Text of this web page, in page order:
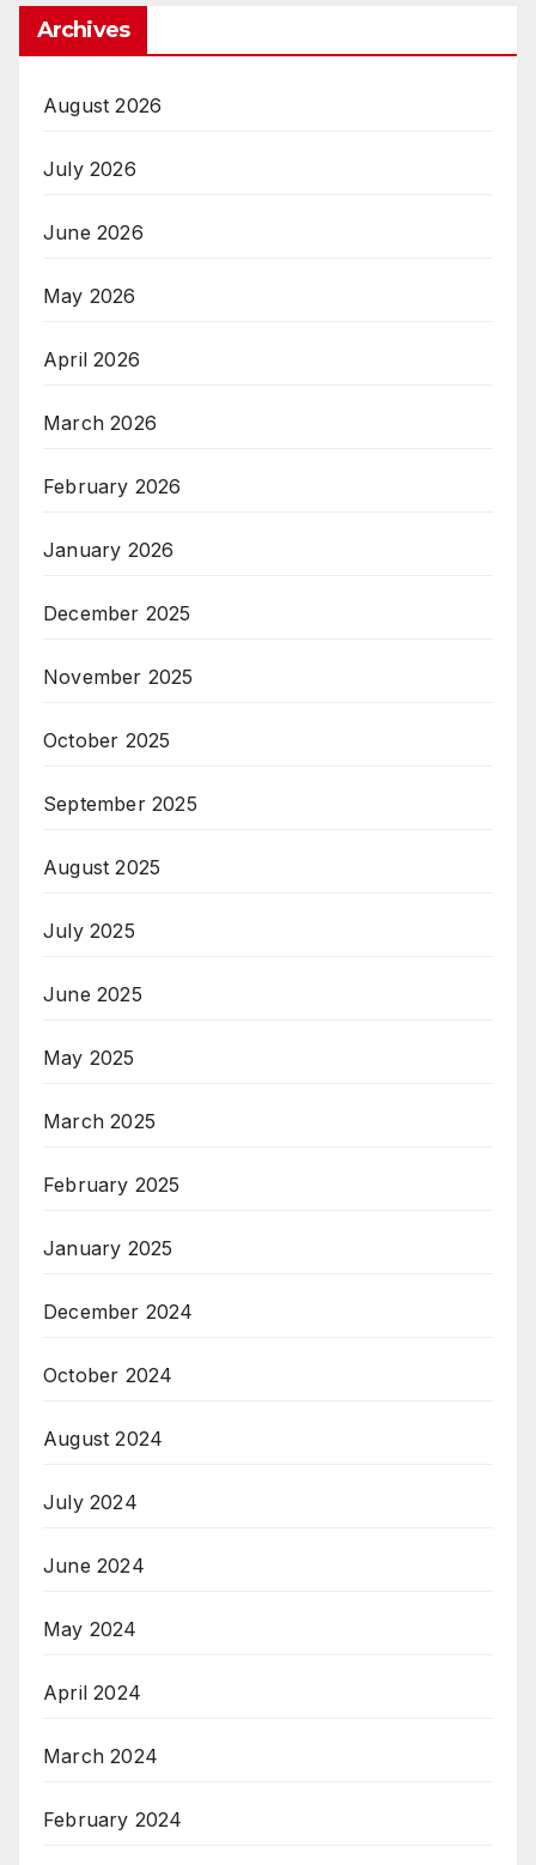
Archives
August 2026
July 2026
June 2026
May 2026
April 2026
March 2026
February 2026
January 2026
December 2025
November 2025
October 2025
September 2025
August 2025
July 2025
June 2025
May 2025
March 2025
February 2025
January 2025
December 2024
October 2024
August 2024
July 2024
June 2024
May 2024
April 2024
March 2024
February 2024